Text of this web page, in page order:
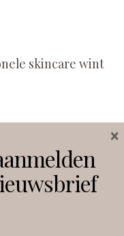
skincare wint
Facebook
×